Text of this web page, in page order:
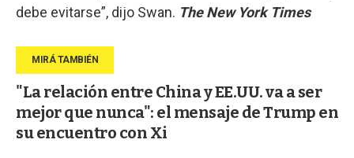
debe evitarse”, dijo Swan. The New York Times
"La relación entre China y EE.UU. va a ser
mejor que nunca": el mensaje de Trump en
su encuentro con Xi